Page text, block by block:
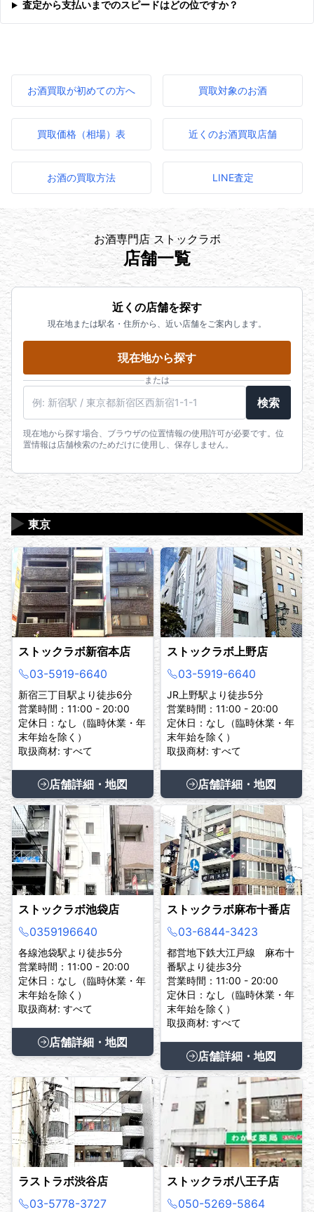
査定から支払いまでのスピードはどの位ですか？
お酒買取が初めての方へ 買取対象のお酒
買取価格（相場）表 近くのお酒買取店舗
お酒の買取方法 LINE査定
お酒専門店 ストックラボ
店舗一覧
近くの店舗を探す
現在地または駅名・住所から、近い店舗をご案内します。
現在地から探す
または
検索
現在地から探す場合、ブラウザの位置情報の使用許可が必要です。位
置情報は店舗検索のためだけに使用し、保存しません。
東京
▶
ストックラボ新宿本店
03-5919-6640
新宿三丁目駅より徒歩6分
営業時間：11:00 - 20:00
定休日：なし（臨時休業・年
末年始を除く）
取扱商材: すべて
店舗詳細・地図
ストックラボ上野店
03-5919-6640
JR上野駅より徒歩5分
営業時間：11:00 - 20:00
定休日：なし（臨時休業・年
末年始を除く）
取扱商材: すべて
店舗詳細・地図
ストックラボ池袋店
0359196640
各線池袋駅より徒歩5分
営業時間：11:00 - 20:00
定休日：なし（臨時休業・年
末年始を除く）
取扱商材: すべて
店舗詳細・地図
ストックラボ麻布十番店
03-6844-3423
都営地下鉄大江戸線 麻布十
番駅より徒歩3分
営業時間：11:00 - 20:00
定休日：なし（臨時休業・年
末年始を除く）
取扱商材: すべて
店舗詳細・地図
ラストラボ渋谷店
03-5778-3727
ストックラボ八王子店
050-5269-5864